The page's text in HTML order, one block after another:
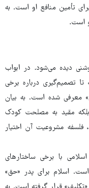
تأمین منافع او است. به
است.
دیده می‌شود. در ابواب
تصمیم‌گیری درباره برخی
معرفی شده است. به بیان
مقید به مصلحت کودک
مشروعیت آن اختیار
با برخی ساختارهای
است. اسلام برای پدر «حق»